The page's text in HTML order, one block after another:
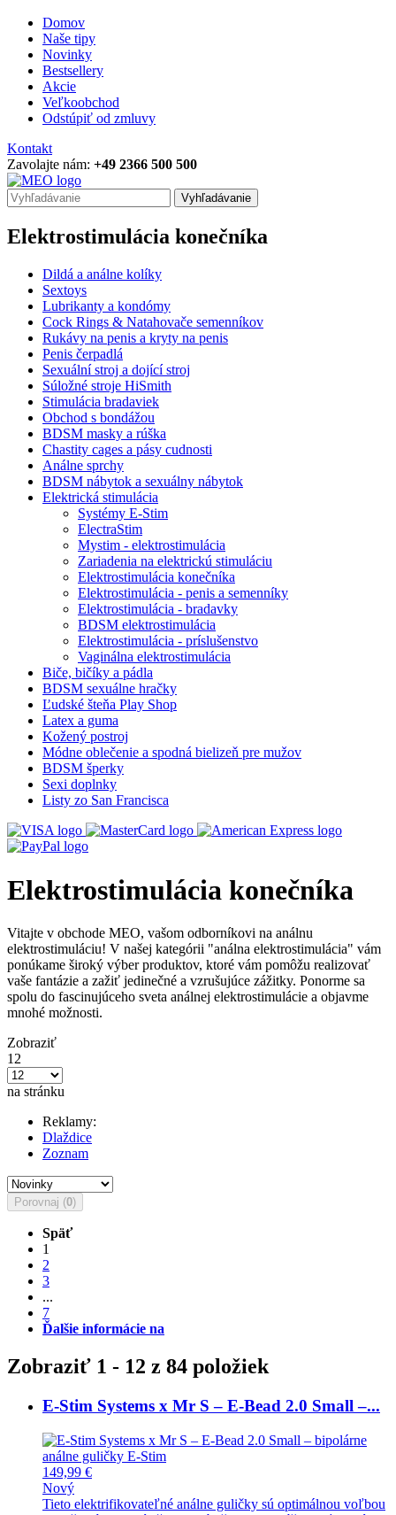
Domov
Naše tipy
Novinky
Bestsellery
Akcie
Veľkoobchod
Odstúpiť od zmluvy
Kontakt
Zavolajte nám: +49 2366 500 500
Vyhľadávanie
Elektrostimulácia konečníka
Dildá a análne kolíky
Sextoys
Lubrikanty a kondómy
Cock Rings & Natahovače semenníkov
Rukávy na penis a kryty na penis
Penis čerpadlá
Sexuální stroj a dojící stroj
Súložné stroje HiSmith
Stimulácia bradaviek
Obchod s bondážou
BDSM masky a rúška
Chastity cages a pásy cudnosti
Análne sprchy
BDSM nábytok a sexuálny nábytok
Elektrická stimulácia
Systémy E-Stim
ElectraStim
Mystim - elektrostimulácia
Zariadenia na elektrickú stimuláciu
Elektrostimulácia konečníka
Elektrostimulácia - penis a semenníky
Elektrostimulácia - bradavky
BDSM elektrostimulácia
Elektrostimulácia - príslušenstvo
Vaginálna elektrostimulácia
Biče, bičíky a pádla
BDSM sexuálne hračky
Ľudské šteňa Play Shop
Latex a guma
Kožený postroj
Módne oblečenie a spodná bielizeň pre mužov
BDSM šperky
Sexi doplnky
Listy zo San Francisca
Elektrostimulácia konečníka
Vitajte v obchode MEO, vašom odborníkovi na análnu
elektrostimuláciu! V našej kategórii "análna elektrostimulácia" vám
ponúkame široký výber produktov, ktoré vám pomôžu realizovať
vaše fantázie a zažiť jedinečné a vzrušujúce zážitky. Ponorme sa
spolu do fascinujúceho sveta análnej elektrostimulácie a objavme
mnohé možnosti.
Zobraziť
12
na stránku
Reklamy:
Dlaždice
Zoznam
Porovnaj (0)
Späť
1
2
3
...
7
Ďalšie informácie na
Zobraziť 1 - 12 z 84 položiek
E-Stim Systems x Mr S – E-Bead 2.0 Small –...
149,99 €
Nový
Tieto elektrifikovateľné análne guličky sú optimálnou voľbou